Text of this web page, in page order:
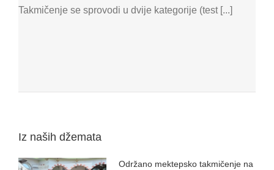
Takmičenje se sprovodi u dvije kategorije (test [...]
Iz naših džemata
Održano mektepsko takmičenje na